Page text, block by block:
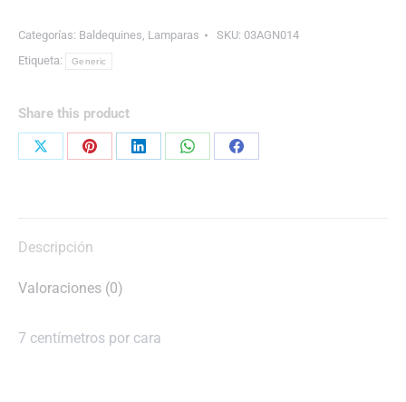
Categorías: Baldequines Lamparas SKU: 03AGN014
Etiqueta:
Generic
Share this product
Share
Share
Share
Share
Share
Descripción
Valoraciones (0)
7 centímetros por cara